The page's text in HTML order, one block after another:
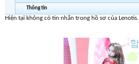
Thông tin
Hiện tại không có tin nhắn trong hồ sơ của Lenotis.